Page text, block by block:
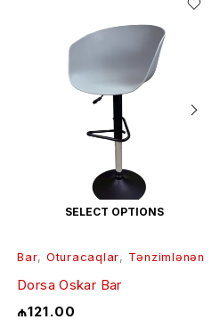
SELECT OPTIONS
Bar, Oturacaqlar, Tənzimlənən
Dorsa Oskar Bar
₼121.00